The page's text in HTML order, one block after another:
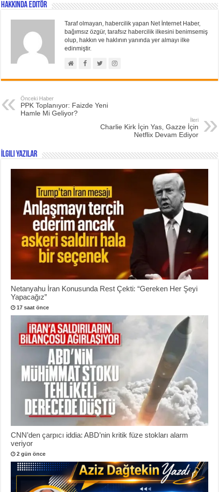
Hakkında Editör
Taraf olmayan, habercilik yapan Net İnternet Haber,
bağımsız özgür, tarafsız habercilik ilkesini benimsemiş
olup, hakkın ve haklının yanında yer almayı ilke
edinmiştir.
Önceki Haber
PPK Toplanıyor: Faizde Yeni
Hamle Mi Geliyor?
İleri
Charlie Kirk İçin Yas, Gazze İçin
Netflix Devam Ediyor
İlgili Yazılar
Netanyahu İran Konusunda Rest Çekti: “Gereken Her Şeyi
Yapacağız”
17 saat önce
CNN’den çarpıcı iddia: ABD’nin kritik füze stokları alarm
veriyor
2 gün önce